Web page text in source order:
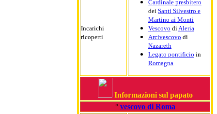
Incarichi
ricoperti
Cardinale presbitero
dei Santi Silvestro e
Martino ai Monti
Vescovo di Aleria
Arcivescovo di
Nazareth
Legato pontificio in
Romagna
Informazioni sul papato
° vescovo di Roma